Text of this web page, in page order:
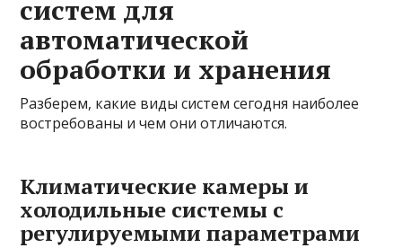
систем для
автоматической
обработки и хранения
Разберем, какие виды систем сегодня наиболее
востребованы и чем они отличаются.
Климатические камеры и
холодильные системы с
регулируемыми параметрами